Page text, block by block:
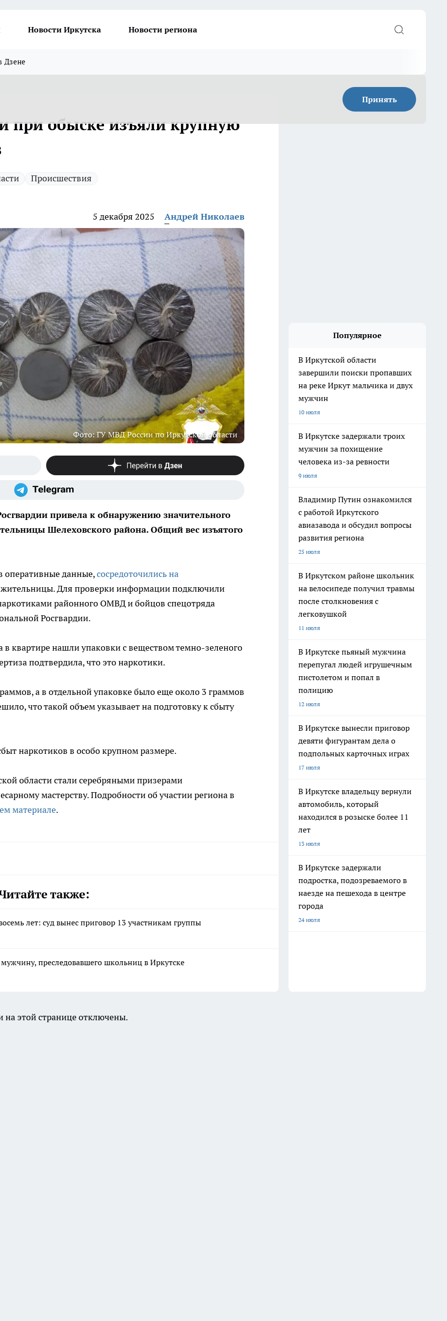
Новости Иркутска Новости региона
Дзене
Принять
при обыске изъяли крупную
Происшествия
5 декабря 2025 Андрей Николаев
Фото: ГУ МВД России по Иркутской области
привела к обнаружению значительного
Шелеховского района. Общий вес изъятого
оперативные данные,сосредоточились на
Для проверки информации подключили
районного ОМВД и бойцов спецотряда
Росгвардии.
квартире нашли упаковки с веществом темно-зеленого
подтвердила, что это наркотики.
а в отдельной упаковке было еще около 3 граммов
что такой объем указывает на подготовку к сбыту
наркотиков в особо крупном размере.
области стали серебряными призерами
мастерству. Подробности об участии региона в
материале.
также:
лет: суд вынес приговор 13 участникам группы
преследовавшего школьниц в Иркутске
Популярное
В Иркутской области
завершили поиски пропавших
на реке Иркут мальчика и двух
мужчин
10 июля
В Иркутске задержали троих
мужчин за похищение
человека из-за ревности
9 июля
Владимир Путин ознакомился
с работой Иркутского
авиазавода и обсудил вопросы
развития региона
25 июля
В Иркутском районе школьник
на велосипеде получил травмы
после столкновения с
легковушкой
11 июля
В Иркутске пьяный мужчина
перепугал людей игрушечным
пистолетом и попал в
полицию
12 июля
В Иркутске вынесли приговор
девяти фигурантам дела о
подпольных карточных играх
17 июля
В Иркутске владельцу вернули
автомобиль, который
находился в розыске более 11
лет
13 июля
В Иркутске задержали
подростка, подозреваемого в
наезде на пешехода в центре
города
24 июля
на этой странице отключены.